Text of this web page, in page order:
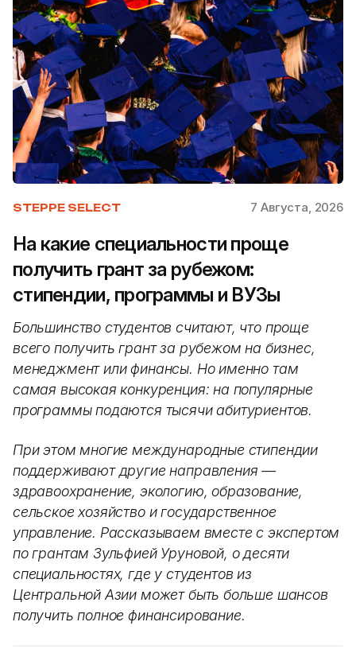
STEPPE SELECT 7 Августа, 2026
На какие специальности проще
получить грант за рубежом:
стипендии, программы и ВУЗы
Большинство студентов считают, что проще
всего получить грант за рубежом на бизнес,
менеджмент или финансы. Но именно там
самая высокая конкуренция: на популярные
программы подаются тысячи абитуриентов.
При этом многие международные стипендии
поддерживают другие направления —
здравоохранение, экологию, образование,
сельское хозяйство и государственное
управление. Рассказываем вместе с экспертом
по грантам Зульфией Уруновой, о десяти
специальностях, где у студентов из
Центральной Азии может быть больше шансов
получить полное финансирование.